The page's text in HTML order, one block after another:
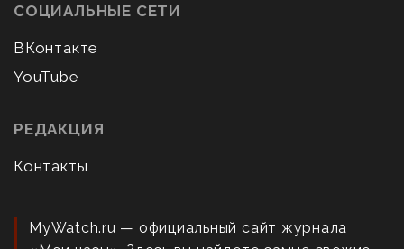
СОЦИАЛЬНЫЕ СЕТИ
ВКонтакте
YouTube
РЕДАКЦИЯ
Контакты
MyWatch.ru — официальный сайт журнала